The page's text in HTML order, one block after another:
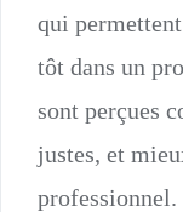
qui
tôt dans un
sont perçues
justes, et
professionnel.